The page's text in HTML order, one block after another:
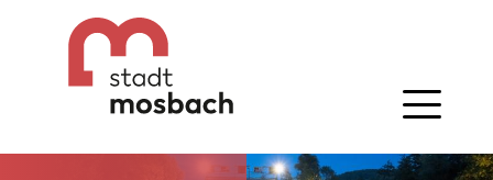
Gehe zum Navigationsbereich
Gehe zum Inhalt